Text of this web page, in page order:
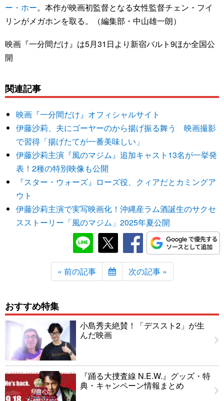
ー・ホー。本作が映画初監督となる女性監督チェン・フイ
リンがメガホンを取る。（編集部・中山雄一朗）
映画『一分間だけ』は5月31日より新宿バルト9ほか全国公
開
関連記事
映画『一分間だけ』オフィシャルサイト
伊藤沙莉、夫にゴーヤーのから揚げ振る舞う 映画撮影
で習得「揚げたてが一番美味しい」
伊藤沙莉主演『風のマジム』追加キャスト13名が一挙発
表！2種の特別映像も公開
『スター・ウォーズ』ローズ役、クィアだとカミングア
ウト
伊藤沙莉主演で実写映画化！沖縄産ラム酒誕生のサクセ
スストーリー「風のマジム」2025年夏公開
« 前の記事 次の記事 »
おすすめ特集
小島秀夫絶賛！「デススト2」が生
んだ映画
『踊る大捜査線 N.E.W.』グッズ・特
典・キャンペーン情報まとめ